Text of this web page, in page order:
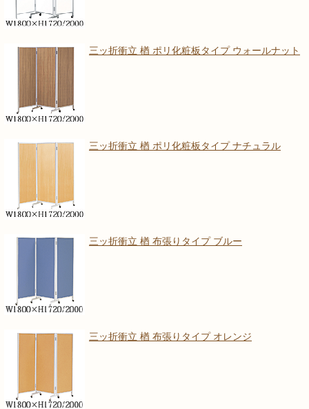
三ッ折衝立 楢 ポリ化粧板タイプ ウォールナット
三ッ折衝立 楢 ポリ化粧板タイプ ナチュラル
三ッ折衝立 楢 布張りタイプ ブルー
三ッ折衝立 楢 布張りタイプ オレンジ